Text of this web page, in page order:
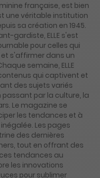
française, est bien
une véritable institution
sa création en 1945.
gardiste, ELLE s'est
pour celles qui
s'affirmer dans un
semaine, ELLE
qui captivent et
des sujets variés
par la culture, la
Le magazine se
les tendances et à
Les pages
des dernières
tout en offrant des
tendances au
les innovations
pour sublimer